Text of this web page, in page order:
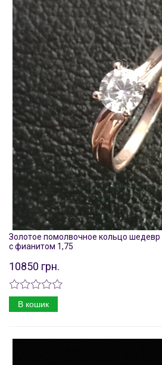
Золотое помолвочное кольцо шедевр
с фианитом 1,75
10850 грн.
В кошик